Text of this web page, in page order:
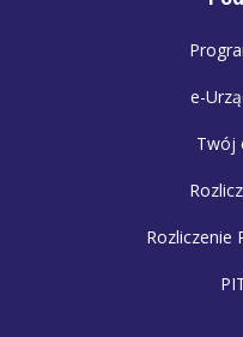
e-
Twój
Rozliczenie